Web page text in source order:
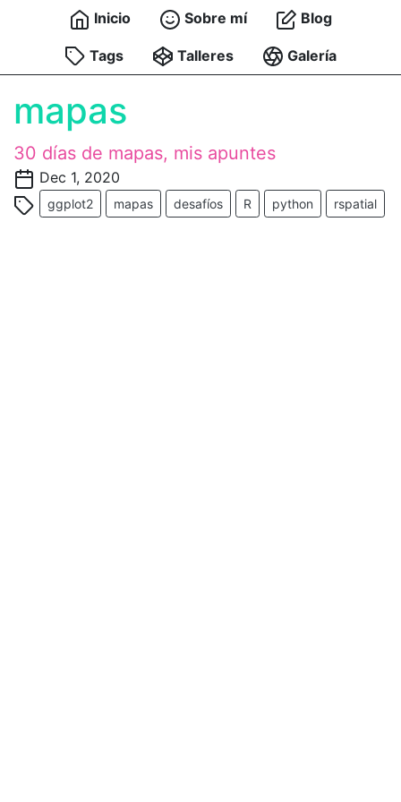
Inicio Sobre mí Blog
Tags Talleres Galería
mapas
30 días de mapas, mis apuntes
Dec 1, 2020
ggplot2 mapas desafíos R python rspatial